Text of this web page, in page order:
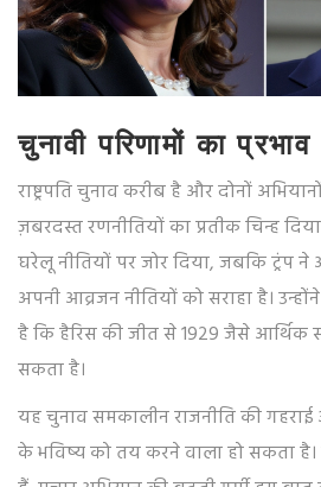
चुनावी परिणामों का प्रभाव
राष्ट्रपति चुनाव करीब है और दोनों
ज़बरदस्त रणनीतियों का प्रतीक चिन्ह
घरेलू नीतियों पर जोर दिया, जबकि ट्रंप
अपनी आव्रजन नीतियों को सराहा है।
है कि हैरिस की जीत से 1929 जैसे आर्थिक
सकता है।
यह चुनाव समकालीन राजनीति की
के भविष्य को तय करने वाला हो सकता